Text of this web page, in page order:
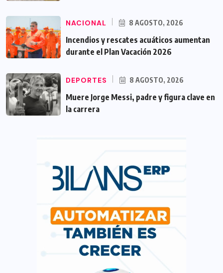
NACIONAL 8 AGOSTO, 2026
Incendios y rescates acuáticos aumentan
durante el Plan Vacación 2026
DEPORTES 8 AGOSTO, 2026
Muere Jorge Messi, padre y figura clave en
la carrera